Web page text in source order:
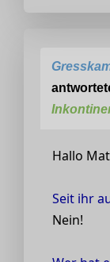
Hallo
Seit ihr
Nein!